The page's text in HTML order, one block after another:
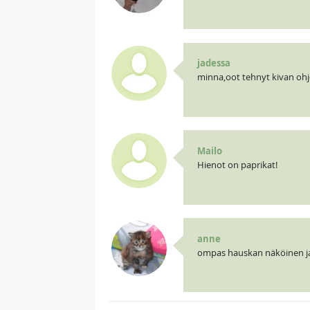
jadessa
minna,oot tehnyt kivan
Mailo
Hienot on paprikat!
anne
ompas hauskan näköinen